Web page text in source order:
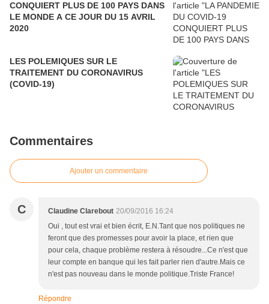
CONQUIERT PLUS DE 100 PAYS DANS
LE MONDE A CE JOUR DU 15 AVRIL
2020
LES POLEMIQUES SUR LE
TRAITEMENT DU CORONAVIRUS
(COVID-19)
Commentaires
Ajouter un commentaire
C Claudine Clarebout 20/09/2016 16:24
Oui , tout est vrai et bien écrit, E.N.Tant que nos politiques ne
feront que des promesses pour avoir la place, et rien que
pour cela, chaque problème restera à résoudre...Ce n'est que
leur compte en banque qui les fait parler rien d'autre.Mais ce
n'est pas nouveau dans le monde politique.Triste France!
Répondre